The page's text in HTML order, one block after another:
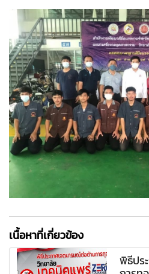
เนื้อหาที่เกี่ยวข้อง
พิธีปร